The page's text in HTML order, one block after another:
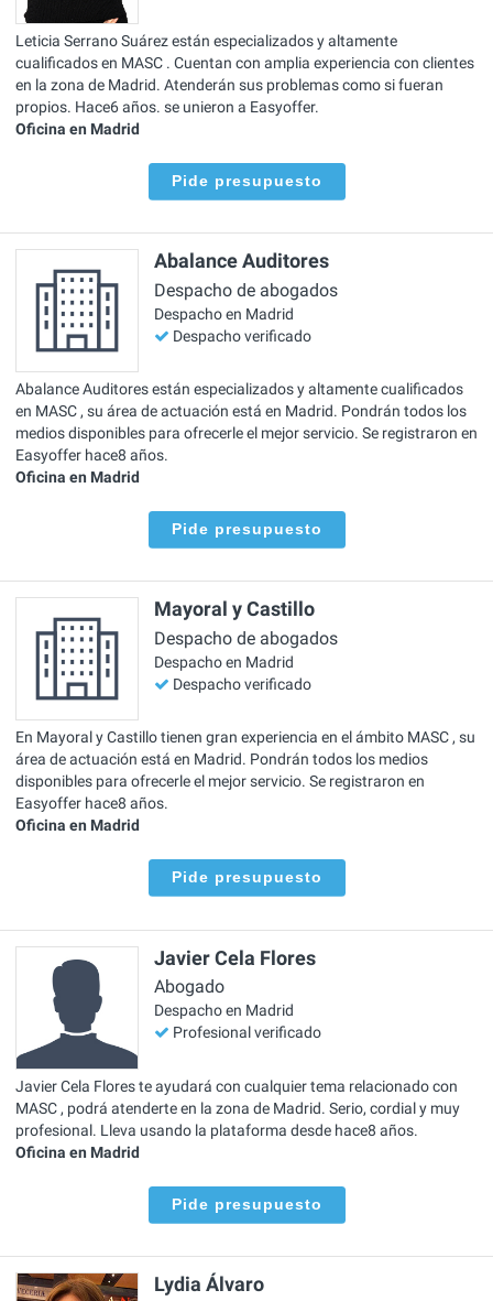
Leticia Serrano Suárez están especializados y altamente
cualificados en MASC . Cuentan con amplia experiencia con clientes
en la zona de Madrid. Atenderán sus problemas como si fueran
propios. Hace6 años. se unieron a Easyoffer.
Oficina en Madrid
Pide presupuesto
Abalance Auditores
Despacho de abogados
Despacho en Madrid
Despacho verificado
Abalance Auditores están especializados y altamente cualificados
en MASC , su área de actuación está en Madrid. Pondrán todos los
medios disponibles para ofrecerle el mejor servicio. Se registraron en
Easyoffer hace8 años.
Oficina en Madrid
Pide presupuesto
Mayoral y Castillo
Despacho de abogados
Despacho en Madrid
Despacho verificado
En Mayoral y Castillo tienen gran experiencia en el ámbito MASC , su
área de actuación está en Madrid. Pondrán todos los medios
disponibles para ofrecerle el mejor servicio. Se registraron en
Easyoffer hace8 años.
Oficina en Madrid
Pide presupuesto
Javier Cela Flores
Abogado
Despacho en Madrid
Profesional verificado
Javier Cela Flores te ayudará con cualquier tema relacionado con
MASC , podrá atenderte en la zona de Madrid. Serio, cordial y muy
profesional. Lleva usando la plataforma desde hace8 años.
Oficina en Madrid
Pide presupuesto
Lydia Álvaro